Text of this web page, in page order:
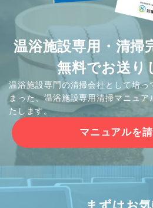
温浴施設専用・清掃
無料でお送り
温浴施設専門の清掃会社として培っ
まった、温浴施設専用清掃マニュア
たします。
マニュアルを